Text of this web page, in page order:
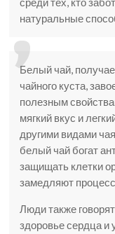
натуральные
Белый чай,
чайного куста,
полезным
мягкий вкус и
другими видами
белый чай богат
защищать клетки
замедляют
Люди также
здоровье сердца